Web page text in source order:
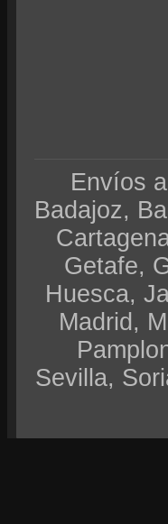
Envíos
Badajoz,
Getafe,
Huesca,
Madrid,
Sevilla,